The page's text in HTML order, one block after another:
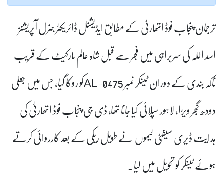
ترجمان پنجاب فوڈ اتھارٹی کے مطابق ایڈیشنل ڈائریکٹر جنرل آپریشنز
اسد اللہ کی سربراہی میں فجر سے قبل شاہ عالم مارکیٹ کے قریب
ناکہ بندی کے دوران ٹینکر نمبرAL-0475
کو روکا گیا، جس میں جعلی
دودھ گجر ویڑا، لاہور سپلائی کیا جانا تھا، ڈی جی پنجاب فوڈ اتھارٹی کی
ہدایت ڈیری سیفٹی ٹیموں نے طویل ریکی کے بعد کارروائی کرتے
ہوئے ٹینکر کو تحویل میں لیا۔